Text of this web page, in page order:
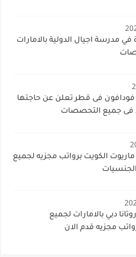
مدرسة اجيال الدولية بالامارات
فى قطر تعلن عن حاجتها
فى جميع التحصصات
الكويت برواتب مجزيه لجميع
دبي بالامارات لجميع
مجزيه قدم الان